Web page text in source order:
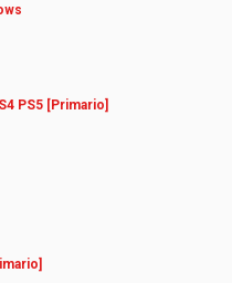
PS5 [Primario]